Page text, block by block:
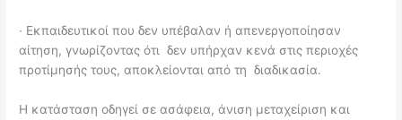
∙ Εκπαιδευτικοί που δεν υπέβαλαν ή απενεργοποίησαν
αίτηση, γνωρίζοντας ότι δεν υπήρχαν κενά στις περιοχές
προτίμησής τους, αποκλείονται από τη διαδικασία.
Η κατάσταση οδηγεί σε ασάφεια, άνιση μεταχείριση και